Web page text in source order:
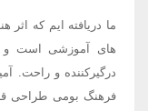
ما دریافته ایم که
های آموزشی است و
درگیرکننده و راحت.
فرهنگ بومی طراحی